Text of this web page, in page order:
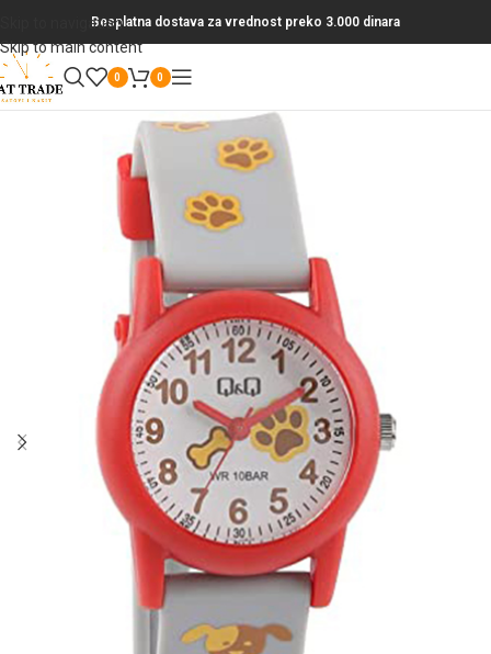
Skip to navigation
Skip to main content
Besplatna dostava za vrednost preko 3.000 dinara
0 0